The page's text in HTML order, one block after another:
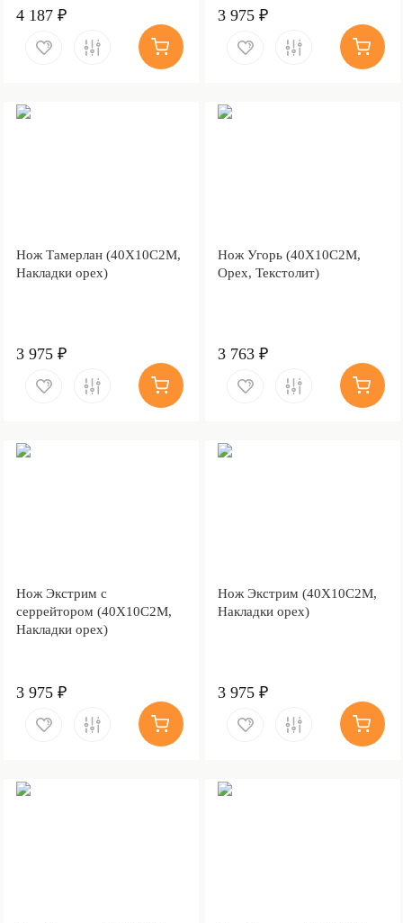
4 187 ₽ 3 975 ₽
Нож Тамерлан (40Х10С2М,
Накладки орех)
3 975 ₽
Нож Угорь (40Х10С2М,
Орех, Текстолит)
3 763 ₽
Нож Экстрим с
серрейтором (40Х10С2М,
Накладки орех)
3 975 ₽
Нож Экстрим (40Х10С2М,
Накладки орех)
3 975 ₽